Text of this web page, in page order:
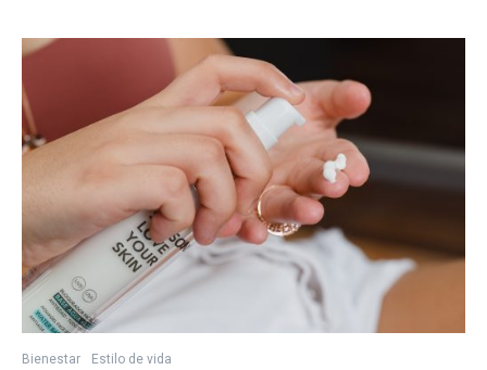
Bienestar Estilo de vida